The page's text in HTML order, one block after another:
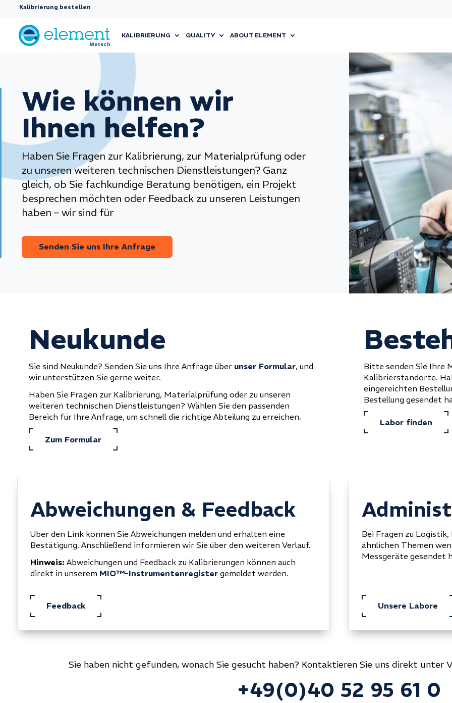
Kalibrierung bestellen
KALIBRIERUNG QUALITY ABOUT ELEMENT
Wie können wir
Ihnen helfen?
Haben Sie Fragen zur Kalibrierung, zur Materialprüfung oder
zu unseren weiteren technischen Dienstleistungen? Ganz
gleich, ob Sie fachkundige Beratung benötigen, ein Projekt
besprechen möchten oder Feedback zu unseren Leistungen
haben – wir sind für
Senden Sie uns Ihre Anfrage
Neukunde
Sie sind Neukunde? Senden Sie uns Ihre Anfrage über unser Formular, und
wir unterstützen Sie gerne weiter.
Haben Sie Fragen zur Kalibrierung, Materialprüfung oder zu unseren
weiteren technischen Dienstleistungen? Wählen Sie den passenden
Bereich für Ihre Anfrage, um schnell die richtige Abteilung zu erreichen.
Zum Formular
Bitte senden Sie Ihre
Kalibrierstandorte.
eingereichten
Bestellung gesendet
Labor finden
Abweichungen & Feedback
Über den Link können Sie Abweichungen melden und erhalten eine
Bestätigung. Anschließend informieren wir Sie über den weiteren Verlauf.
Hinweis: Abweichungen und Feedback zu Kalibrierungen können auch
direkt in unserem MIO™-Instrumentenregistergemeldet werden.
Feedback
Bei Fragen zu
ähnlichen Themen
Messgeräte gesendet
Unsere Labore
Sie haben nicht gefunden, wonach Sie gesucht haben? Kontaktieren Sie uns direkt unter
+49(0)40 52 95 61 0